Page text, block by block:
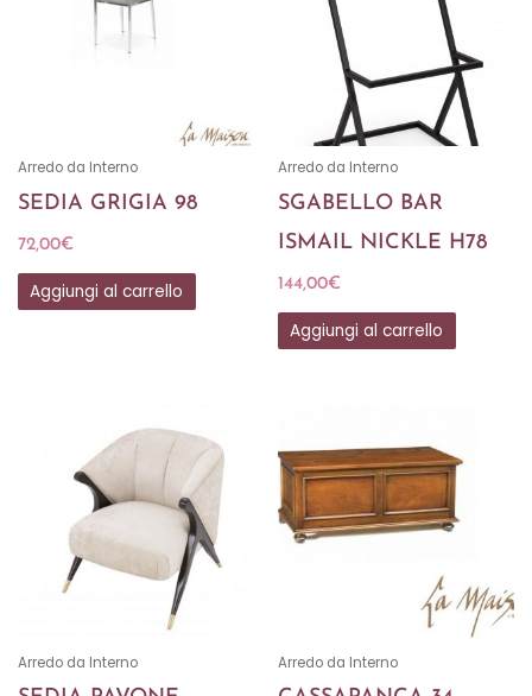
Arredo da Interno
SEDIA GRIGIA 98
72,00€
Aggiungi al carrello
Arredo da Interno
SGABELLO BAR
ISMAIL NICKLE H78
144,00€
Aggiungi al carrello
Arredo da Interno Arredo da Interno